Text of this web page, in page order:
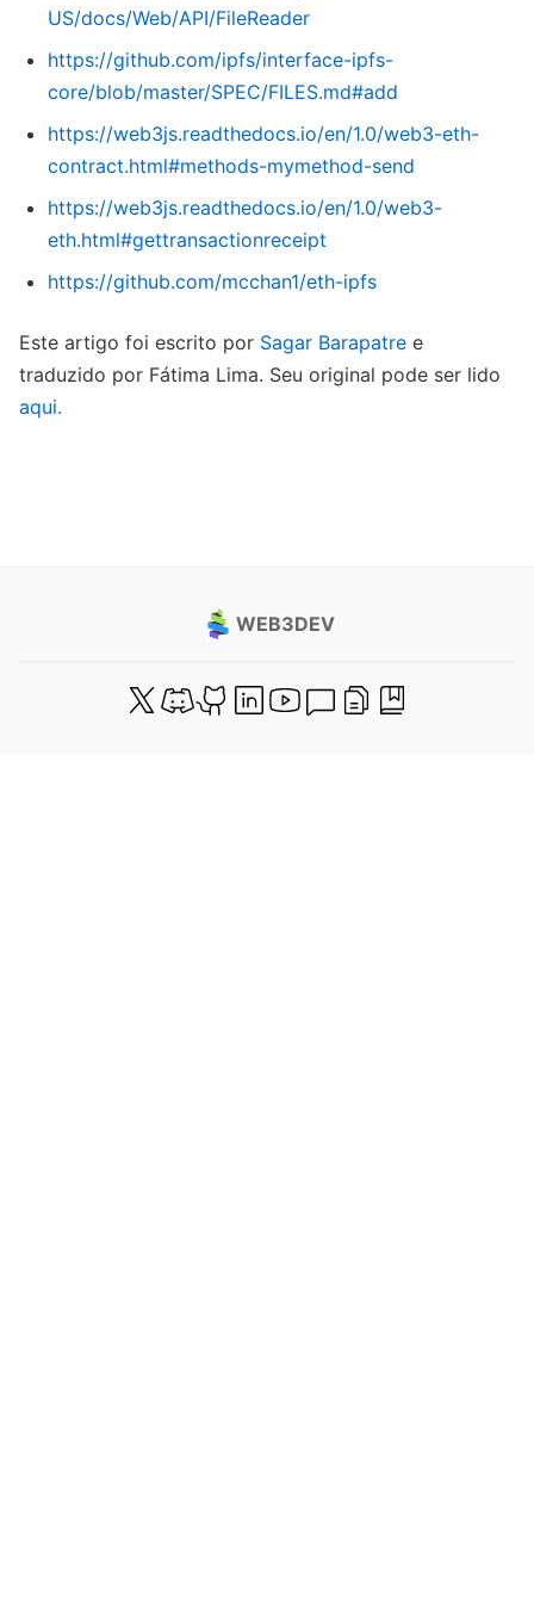
US/docs/Web/API/FileReader
https://github.com/ipfs/interface-ipfs-
core/blob/master/SPEC/FILES.md#add
https://web3js.readthedocs.io/en/1.0/web3-eth-
contract.html#methods-mymethod-send
https://web3js.readthedocs.io/en/1.0/web3-
eth.html#gettransactionreceipt
https://github.com/mcchan1/eth-ipfs
Este artigo foi escrito por Sagar Barapatre e
traduzido por Fátima Lima. Seu original pode ser lido
aqui.
WEB3DEV